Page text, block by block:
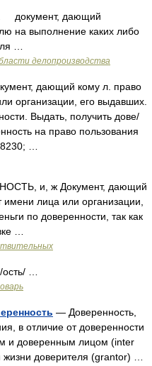
дающий
на выполнение каких либо
…
делопроизводства
дающий кому л. право
организации, его выдавших.
Выдать, получить дове/
на право пользования
…
и, ж Документ, дающий
имени лица или организации,
по доверенности, так как
…
…
— Доверенность,
в отличие от доверенности
и доверенным лицом (inter
доверителя (grantor) …